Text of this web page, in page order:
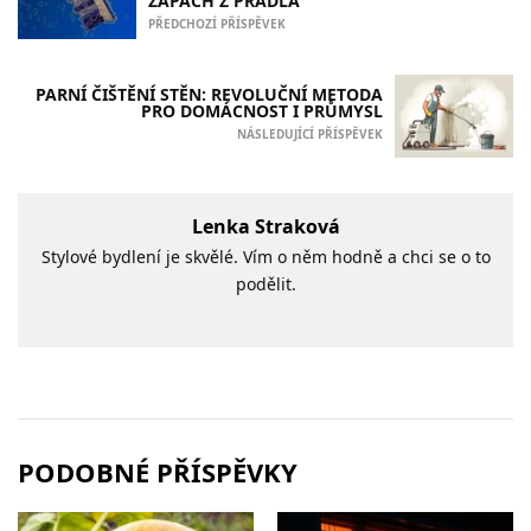
PŘEDCHOZÍ PŘÍSPĚVEK
PARNÍ ČIŠTĚNÍ STĚN: REVOLUČNÍ METODA
PRO DOMÁCNOST I PRŮMYSL
NÁSLEDUJÍCÍ PŘÍSPĚVEK
Lenka Straková
Stylové bydlení je skvělé. Vím o něm hodně a chci se o to
podělit.
PODOBNÉ PŘÍSPĚVKY